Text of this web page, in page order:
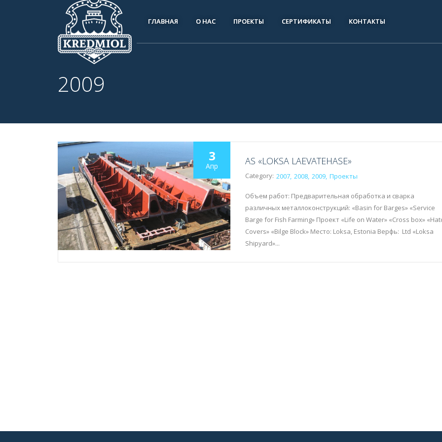
ГЛАВНАЯ О НАС ПРОЕКТЫ СЕРТИФИКАТЫ КОНТАКТЫ
2009
3
Апр AS «LOKSA LAEVATEHASE»
Category: 2007 2008 2009 Проекты
Объем работ: Предварительная обработка и сварка
различных металлоконструкций: «Basin for Barges» «Service
Barge for Fish Farming» Проект «Life on Water» «Cross box»
Covers» «Bilge Block» Место: Loksa, Estonia Верфь: Ltd «Loksa
Shipyard»...